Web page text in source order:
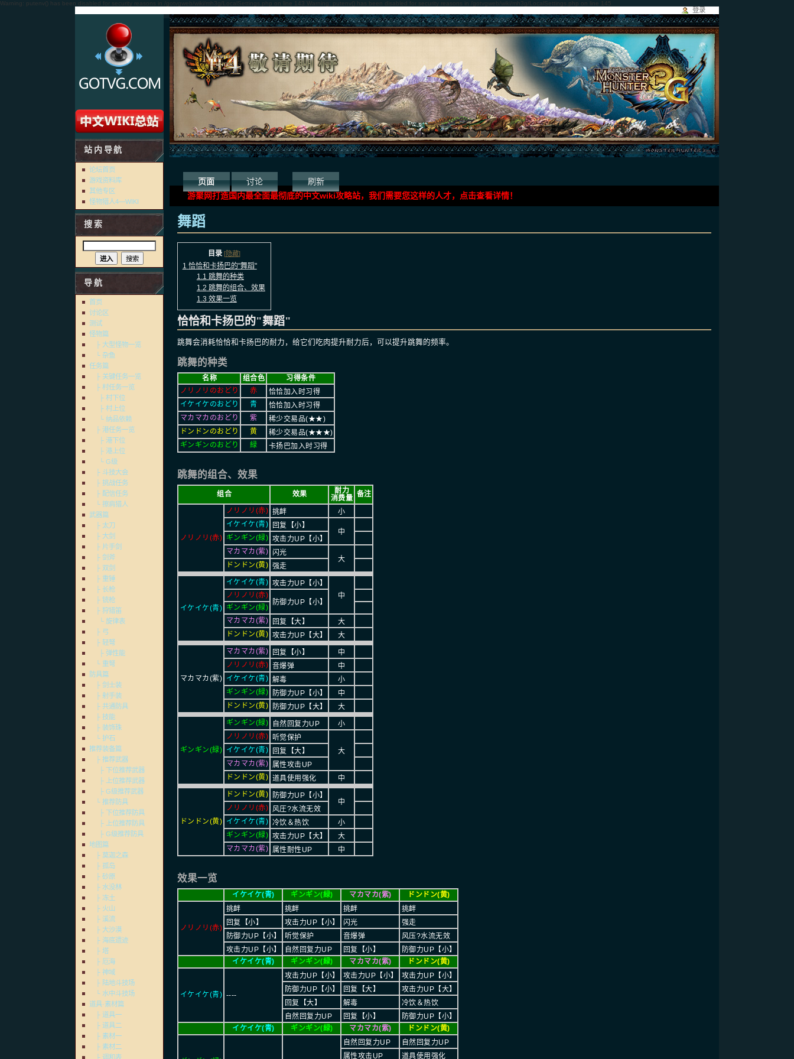
Warning: putenv() has been disabled for security reasons in /gotvgweb/wiki/mh3g/LocalSettings.php on line 143 Warning: putenv() has been disabled for security reasons in /gotvgweb/wiki/mh3g/LocalSettings.php on line 145
登录
页面 讨论
刷新
游聚网打造国内最全面最彻底的中文wiki攻略站，我们需要您这样的人才，点击查看详情！
舞蹈
目录 [隐藏]
1 恰恰和卡扬巴的"舞蹈"
1.1 跳舞的种类
1.2 跳舞的组合、效果
1.3 效果一览
恰恰和卡扬巴的"舞蹈"
跳舞会消耗恰恰和卡扬巴的耐力，给它们吃肉提升耐力后，可以提升跳舞的频率。
跳舞的种类
名称 组合色
习得条件
ノリノリのおどり
赤
恰恰加入时习得
イケイケのおどり
青
恰恰加入时习得
マカマカのおどり
紫
稀少交易品(★★)
ドンドンのおどり
黄
稀少交易品(★★★)
ギンギンのおどり
緑 卡扬巴加入时习得
跳舞的组合、效果
组合 效果
耐力
消费量 备注
ノリノリ(赤)
ノリノリ(赤) 挑衅
小
イケイケ(青)
回复【小】
中
ギンギン(緑) 攻击力UP【小】
マカマカ(紫) 闪光
大
ドンドン(黄) 强走
イケイケ(青)
イケイケ(青) 攻击力UP【小】
中
ノリノリ(赤)
防御力UP【小】
ギンギン(緑)
マカマカ(紫)
回复【大】
大
ドンドン(黄) 攻击力UP【大】 大
マカマカ(紫)
マカマカ(紫) 回复【小】
中
ノリノリ(赤) 音爆弹
中
イケイケ(青) 解毒
小
ギンギン(緑)
防御力UP【小】
中
ドンドン(黄)
防御力UP【大】 大
ギンギン(緑)
ギンギン(緑) 自然回复力UP
小
ノリノリ(赤) 听觉保护
大
イケイケ(青)
回复【大】
マカマカ(紫) 属性攻击UP
ドンドン(黄) 道具使用强化 中
ドンドン(黄)
ドンドン(黄) 防御力UP【小】
中
ノリノリ(赤) 风圧?水流无效
イケイケ(青) 冷饮＆热饮
小
ギンギン(緑) 攻击力UP【大】
大
マカマカ(紫) 属性耐性UP 中
效果一览
イケイケ(青) ギンギン(緑) マカマカ(紫) ドンドン(黄)
ノリノリ(赤)
挑衅 挑衅 挑衅
挑衅
回复【小】
攻击力UP【小】 闪光
强走
防御力UP【小】
听觉保护 音爆弹
风压?水流无效
攻击力UP【小】
自然回复力UP 回复【小】
防御力UP【小】
イケイケ(青)
ギンギン(緑) マカマカ(紫) ドンドン(黄)
イケイケ(青) ----
攻击力UP【小】 攻击力UP【小】
攻击力UP【小】
防御力UP【小】
回复【大】
攻击力UP【大】
回复【大】
解毒
冷饮＆热饮
自然回复力UP
回复【小】
防御力UP【小】
イケイケ(青)
ギンギン(緑) マカマカ(紫) ドンドン(黄)
自然回复力UP
自然回复力UP
属性攻击UP
道具使用强化
站内导航
论坛首页
游戏资料库
其他专区
怪物猎人4—WIKI
搜索
导航
首页
讨论区
测试
怪物篇
├ 大型怪物一览
└ 杂鱼
任务篇
├ 关键任务一览
├ 村任务一览
├ 村下位
├ 村上位
└ 纳品依赖
├ 港任务一览
├ 港下位
├ 港上位
└ G级
├ 斗技大会
├ 挑战任务
├ 配信任务
└ 擦肩猎人
武器篇
├ 太刀
├ 大剑
├ 片手剑
├ 剑斧
├ 双剑
├ 重锤
├ 长枪
├ 铳枪
├ 狩猎笛
└ 旋律表
├ 弓
├ 轻弩
├ 弹性能
└ 重弩
防具篇
├ 剑士装
├ 射手装
├ 共通防具
├ 技能
├ 装饰珠
└ 护石
推荐装备篇
├ 推荐武器
├ 下位推荐武器
├ 上位推荐武器
├ G级推荐武器
└ 推荐防具
├ 下位推荐防具
├ 上位推荐防具
├ G级推荐防具
地图篇
├ 莫迦之森
├ 孤岛
├ 砂原
├ 水没林
├ 冻土
├ 火山
├ 溪流
├ 大沙漠
├ 海底遗迹
├ 塔
├ 厄海
├ 神域
├ 陆地斗技场
└ 水中斗技场
道具·素材篇
├ 道具一
├ 道具二
├ 素材一
├ 素材二
├ 调和表